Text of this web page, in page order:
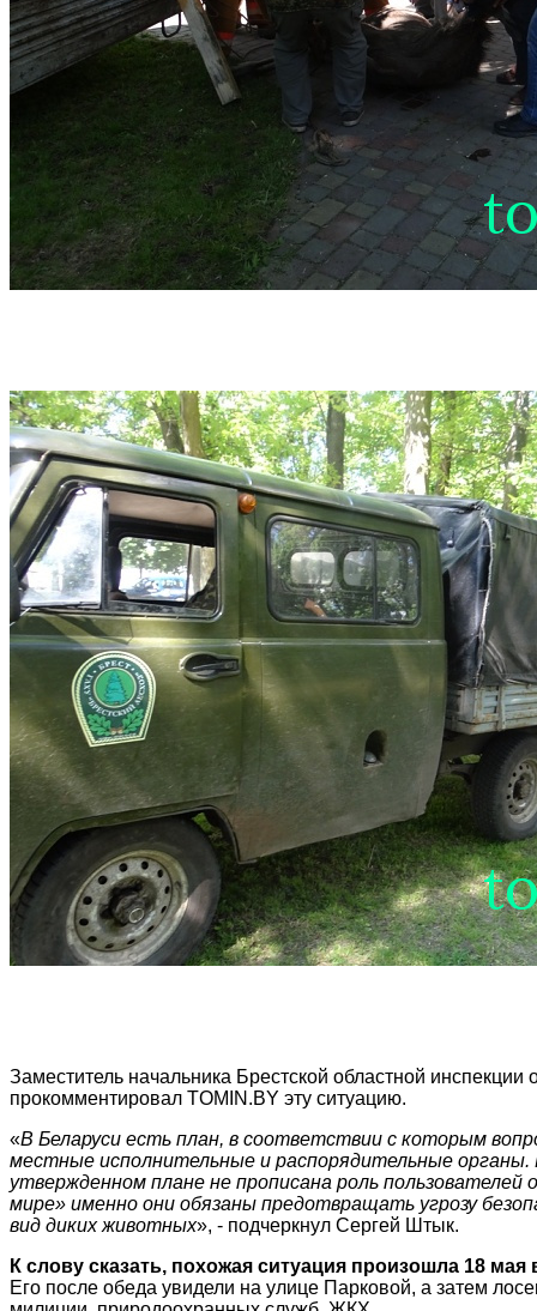
Заместитель начальника Брестской областной
прокомментировал TOMIN.BY эту ситуацию.
«В Беларуси есть план, в соответствии с которым
местные исполнительные и распорядительные
утвержденном плане не прописана роль
мире» именно они обязаны предотвращать угрозу
вид диких животных», - подчеркнул Сергей Штык.
К слову сказать, похожая ситуация произошла 18 мая
Его после обеда увидели на улице Парковой, а затем